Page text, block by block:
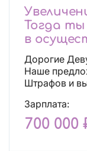
Тогда
Дорогие Девушки! Приглашаем
Наше предложение:
Штрафов и
Зарплата:
700 000